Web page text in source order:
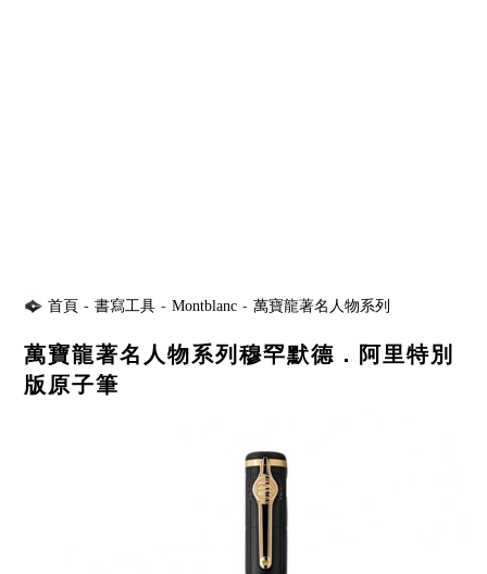
首頁 - 書寫工具 - Montblanc - 萬寶龍著名人物系列
萬寶龍著名人物系列穆罕默德．阿里特別
版原子筆